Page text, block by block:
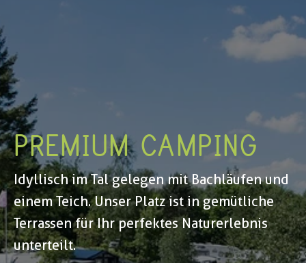
PREMIUM CAMPING
Idyllisch im Tal gelegen mit Bachläufen und
einem Teich. Unser Platz ist in gemütliche
Terrassen für Ihr perfektes Naturerlebnis
unterteilt.